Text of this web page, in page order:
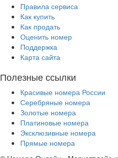
Правила сервиса
Как купить
Как продать
Оценить номер
Поддержка
Карта сайта
Полезные ссылки
Красивые номера России
Серебряные номера
Золотые номера
Платиновые номера
Эксклюзивные номера
Прямые номера